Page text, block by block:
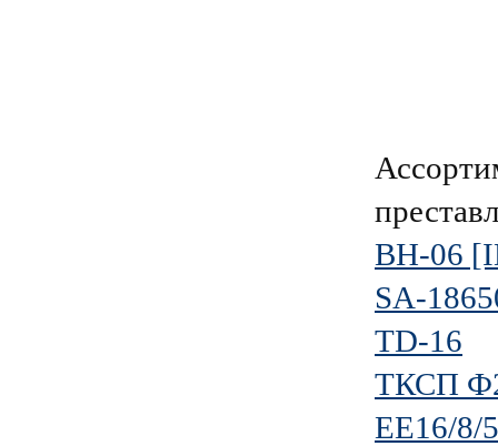
BH-06
SA-
TD-16
ТКСП
EE16/8/